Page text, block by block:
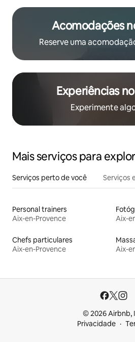
Acomodações
Reserve uma
Experiências
Experimente
Mais serviços para
Serviços perto de você Serviços
Personal trainers
Aix-en-Provence
Aix-
Chefs particulares
Aix-en-Provence
Aix-
© 2026 Airbnb,
Privacidade